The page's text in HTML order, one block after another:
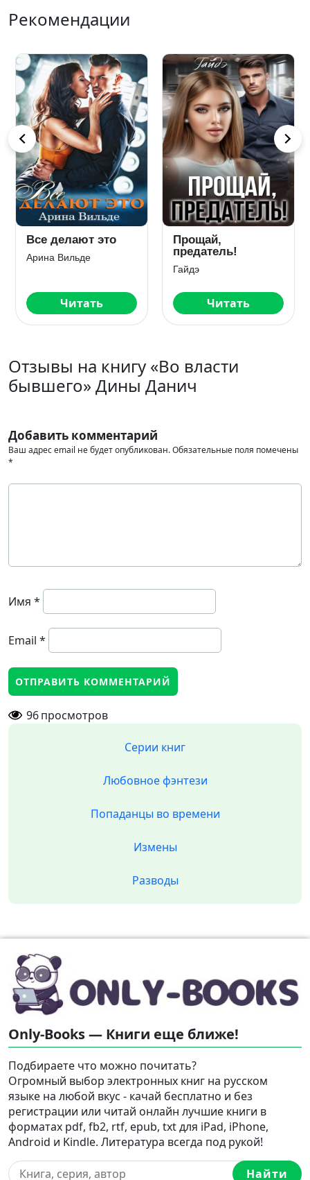
Рекомендации
Все делают это
Арина Вильде
Читать
Прощай,
предатель!
Гайдэ
Читать
Отзывы на книгу «Во власти
бывшего» Дины Данич
Добавить комментарий
Ваш адрес email не будет опубликован.Обязательные поля помечены
*
Имя *
Email *
96просмотров
Серии книг
Любовное фэнтези
Попаданцы во времени
Измены
Разводы
Only-Books — Книги еще ближе!
Подбираете что можно почитать?
Огромный выбор электронных книг на русском
языке на любой вкус - качай бесплатно и без
регистрации или читай онлайн лучшие книги в
форматах pdf, fb2, rtf, epub, txt для iPad, iPhone,
Android и Kindle. Литература всегда под рукой!
Найти